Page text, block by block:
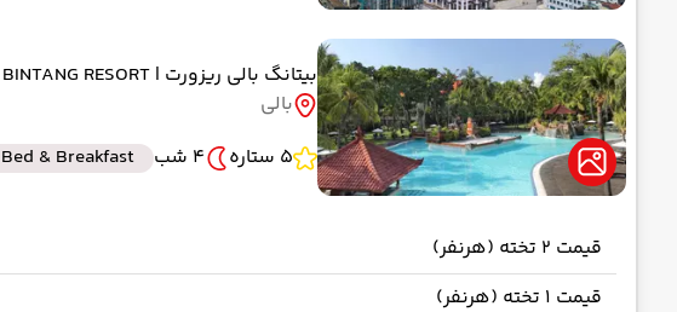
بیتانگ بالی ریزورت | BINTANG RESORT
بالی
5 ستاره
4 شب Bed & Breakfast
قیمت 2 تخته (هرنفر)
قیمت 1 تخته (هرنفر)